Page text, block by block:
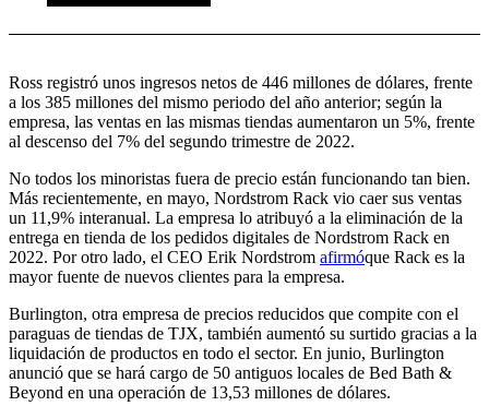
Ross registró unos ingresos netos de 446 millones de dólares, frente
a los 385 millones del mismo periodo del año anterior; según la
empresa, las ventas en las mismas tiendas aumentaron un 5%, frente
al descenso del 7% del segundo trimestre de 2022.
No todos los minoristas fuera de precio están funcionando tan bien.
Más recientemente, en mayo, Nordstrom Rack vio caer sus ventas
un 11,9% interanual. La empresa lo atribuyó a la eliminación de la
entrega en tienda de los pedidos digitales de Nordstrom Rack en
2022. Por otro lado, el CEO Erik Nordstrom afirmóque Rack es la
mayor fuente de nuevos clientes para la empresa.
Burlington, otra empresa de precios reducidos que compite con el
paraguas de tiendas de TJX, también aumentó su surtido gracias a la
liquidación de productos en todo el sector. En junio, Burlington
anunció que se hará cargo de 50 antiguos locales de Bed Bath &
Beyond en una operación de 13,53 millones de dólares.